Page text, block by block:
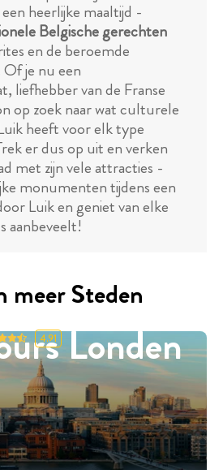
heerlijke maaltijd -
Belgische gerechten
en de beroemde
je nu een
liefhebber van de Franse
op zoek naar wat culturele
heeft voor elk type
er dus op uit en verken
met zijn vele attracties -
monumenten tijdens een
Luik en geniet van elke
aanbeveelt!
meer Steden
Londen
4.91